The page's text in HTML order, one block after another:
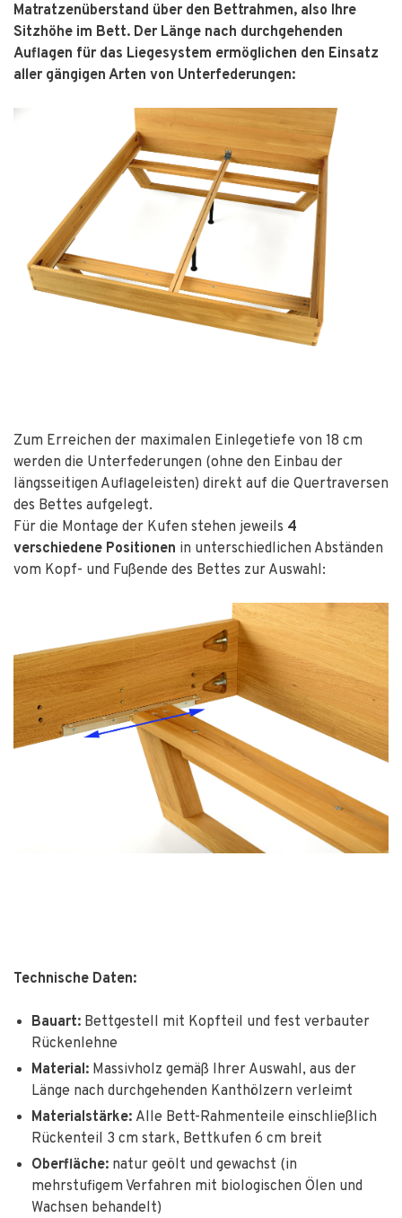
Matratzenüberstand über den Bettrahmen, also Ihre
Sitzhöhe im Bett. Der Länge nach durchgehenden
Auflagen für das Liegesystem ermöglichen den Einsatz
aller gängigen Arten von Unterfederungen:
Zum Erreichen der maximalen Einlegetiefe von 18 cm
werden die Unterfederungen (ohne den Einbau der
längsseitigen Auflageleisten) direkt auf die Quertraversen
des Bettes aufgelegt.
Für die Montage der Kufen stehen jeweils 4
verschiedene Positionen in unterschiedlichen Abständen
vom Kopf- und Fußende des Bettes zur Auswahl:
Technische Daten:
Bauart: Bettgestell mit Kopfteil und fest verbauter
Rückenlehne
Material: Massivholz gemäß Ihrer Auswahl, aus der
Länge nach durchgehenden Kanthölzern verleimt
Materialstärke: Alle Bett-Rahmenteile einschließlich
Rückenteil 3 cm stark, Bettkufen 6 cm breit
Oberfläche: natur geölt und gewachst (in
mehrstufigem Verfahren mit biologischen Ölen und
Wachsen behandelt)